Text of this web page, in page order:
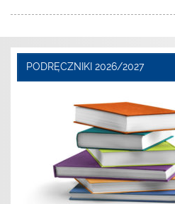
PODRĘCZNIKI 2026/2027